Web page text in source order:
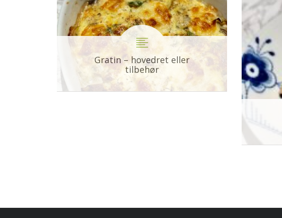
Gratin – hovedret eller
tilbehør